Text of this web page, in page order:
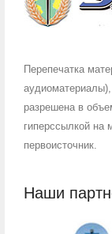
Перепечатка
разрешена в
гиперссылкой на
первоисточник.
Наши